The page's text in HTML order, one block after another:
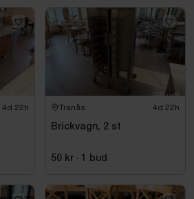
4d 22h Tranås 4d 22h
Brickvagn, 2 st
50 kr · 1 bud